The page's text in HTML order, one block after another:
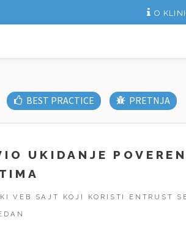
O
BEST PRACTICE PRETNJA
UKIDANJE
VEB SAJT KOJI KORISTI ENTRUST